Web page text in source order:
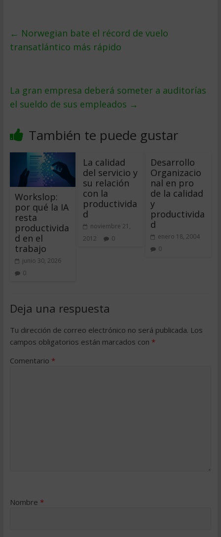
← Norwegian bate el récord de vuelo
transatlántico más rápido
La gran empresa deberá someter a auditorías
el sueldo de sus empleados →
También te puede gustar
Workslop:
por qué la IA
resta
productivida
d en el
trabajo
junio 30, 2026
0
La calidad
del servicio y
su relación
con la
productivida
d
noviembre 21,
2012
0
Desarrollo
Organizacio
nal en pro
de la calidad
y
productivida
d
enero 18, 2004
0
Deja una respuesta
Tu dirección de correo electrónico no será publicada. Los
campos obligatorios están marcados con *
Comentario *
Nombre *